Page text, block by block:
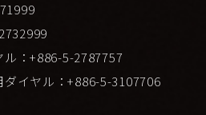
：+886-5-2787757
ダイヤル：+886-5-3107706